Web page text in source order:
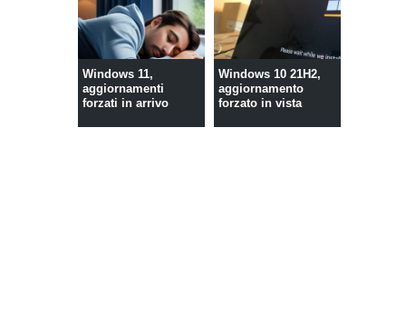
Windows 11,
aggiornamenti
forzati in arrivo
Windows 10 21H2,
aggiornamento
forzato in vista